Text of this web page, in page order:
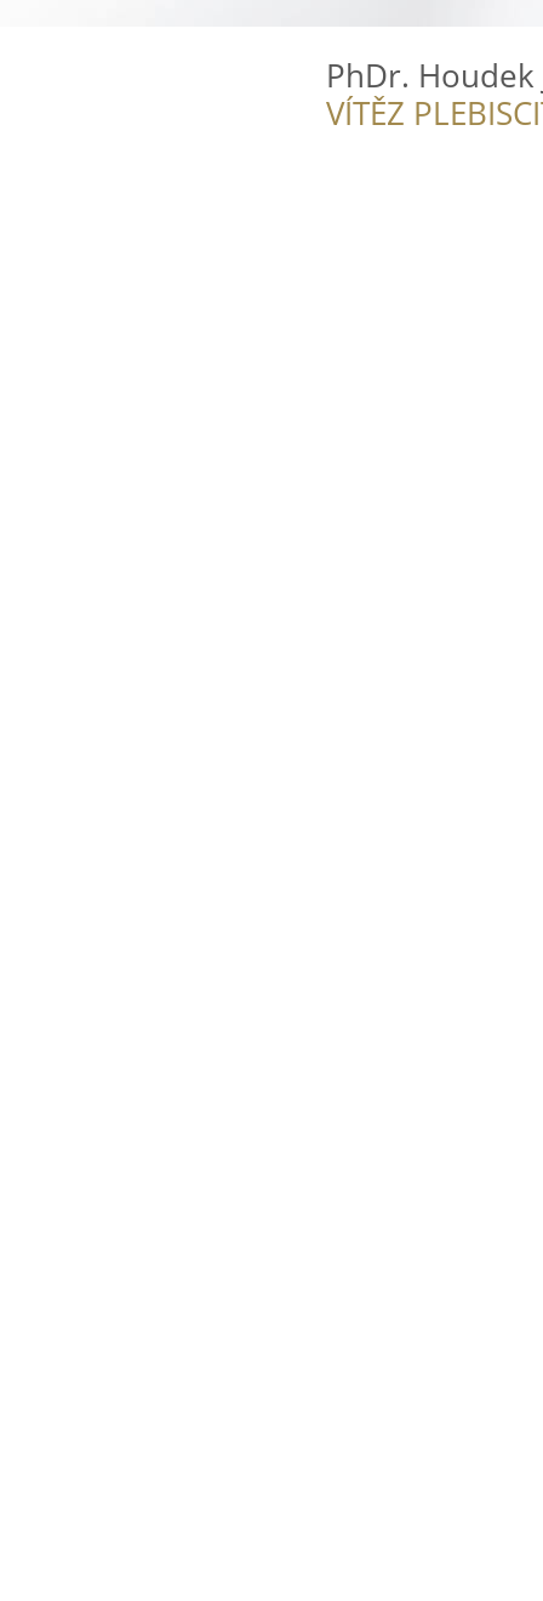
PhDr.
VÍTĚZ